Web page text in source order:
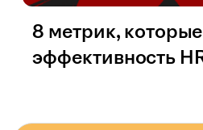
8 метрик,
эффективность